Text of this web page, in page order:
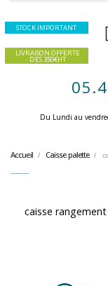
STOCK IMPORTANT
LIVRAISON OFFERTE
DES 350€HT
Du Lundi au
Accueil Caisse palette
caisse